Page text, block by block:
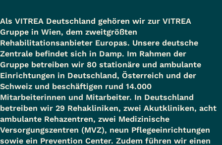
Als VITREA Deutschland gehören wir zur VITREA
Gruppe in Wien, dem zweitgrößten
Rehabilitationsanbieter Europas. Unsere deutsche
Zentrale befindet sich in Damp. Im Rahmen der
Gruppe betreiben wir 80 stationäre und ambulante
Einrichtungen in Deutschland, Österreich und der
Schweiz und beschäftigen rund 14.000
Mitarbeiterinnen und Mitarbeiter. In Deutschland
betreiben wir 29 Rehakliniken, zwei Akutkliniken, acht
ambulante Rehazentren, zwei Medizinische
Versorgungszentren (MVZ), neun Pflegeeinrichtungen
sowie ein Prevention Center. Zudem führen wir einen